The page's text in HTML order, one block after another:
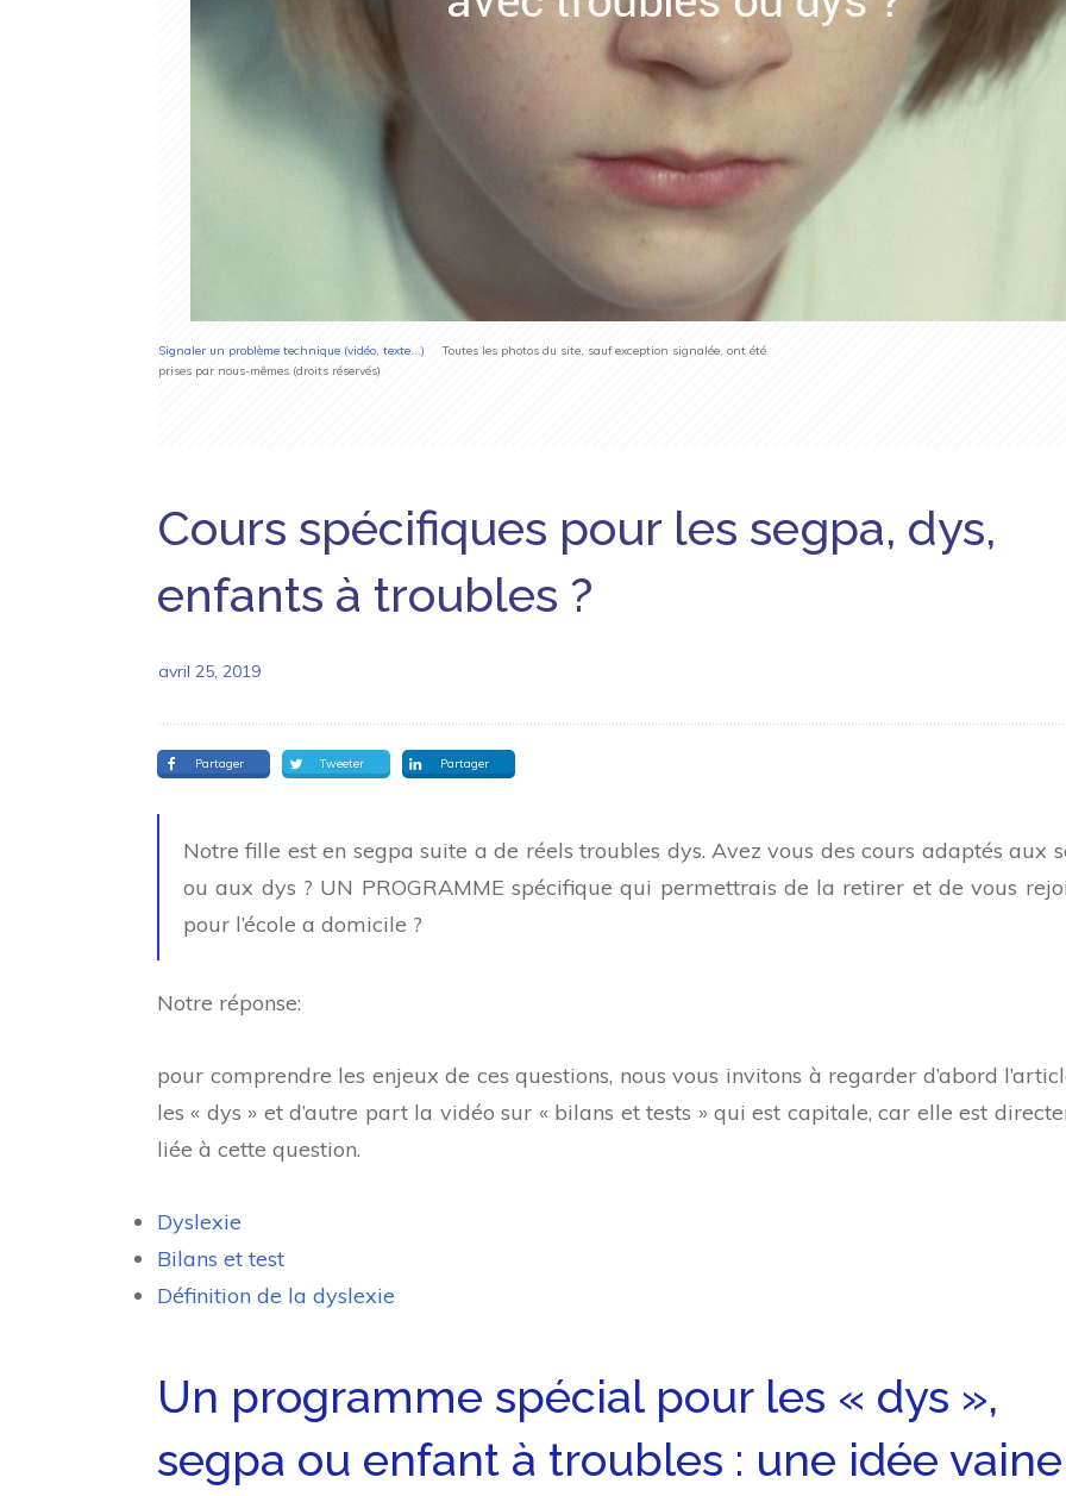
Signaler un problème technique (vidéo, texte...)
Toutes les photos du site, sauf exception signalée, ont été
prises par nous-mêmes (droits réservés)
Cours spécifiques pour les segpa, dys,
enfants à troubles ?
avril 25, 2019
Partager Tweeter Partager
Notre fille est en segpa suite a de réels troubles dys. Avez vous des cours adaptés aux
ou aux dys ? UN PROGRAMME spécifique qui permettrais de la retirer et de vous
pour l’école a domicile ?
Notre réponse:
pour comprendre les enjeux de ces questions, nous vous invitons à regarder d’abord
les « dys » et d’autre part la vidéo sur « bilans et tests » qui est capitale, car elle est
liée à cette question.
Dyslexie
Bilans et test
Définition de la dyslexie
Un programme spécial pour les « dys »,
segpa ou enfant à troubles : une idée vaine